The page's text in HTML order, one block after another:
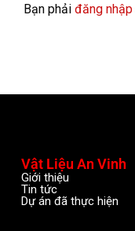
Bạn phải đăng nhập
Vật Liệu An Vinh
Giới thiệu
Tin tức
Dự án đã thực hiện